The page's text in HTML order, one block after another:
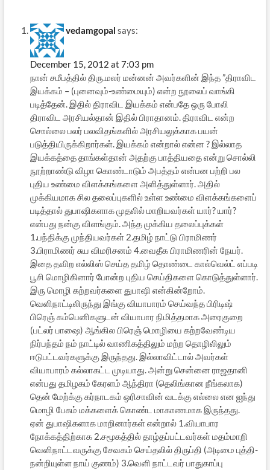
vedamgopal says:
December 15, 2012 at 7:03 pm
நான் சமீபத்தில் திரு.மலர் மன்னன் அவர்களின் இந்த ”திராவிட
இயக்கம் – (புனைவும்-உண்மையும்) என்ற நூலைப் வாங்கி
படித்தேன். இதில் திராவிட இயக்கம் என்பதே ஒரு போலி
திராவிட அரசியல்தான் இதில் பிராதானம். திராவிட என்ற
சொல்லை பலர் பலவிதங்களில் அரசியலுக்காக பயன்
படுத்தியிருக்கிறார்கள். இயக்கம் என்றால் என்ன ? இல்லாத
இயக்கத்தை தாங்கள்தான் அதற்கு பாத்தியதை என்று சொல்லி
நூற்றாண்டு விழா கொண்டாடும் அபத்தம் என்பன பற்றி பல
புதிய உண்மை விளக்கங்களை அளித்துள்ளார். அதில்
முக்கியமாக சில தலைப்புகளில் உள்ள உண்மை விளக்கங்களைப்
படித்தால் துபாஷிகளாக முதலில் மாறியவர்கள் யார்? யார்?
என்பது நன்கு விளங்கும். அந்த முக்கிய தலைப்புக்கள்
1.பந்திக்கு முந்தியவர்கள் 2.தமிழ் நாட்டு பிராமிணர்
3.பிராமிணர் சுய விமரிசனம் 4.வைதீக பிராமிணரின் நேயர்.
இதை தவிற எல்லிஸ் செய்த தமிழ் தொண்டை கால்வெல்ட் எப்படி
பூசி மொழிகினார் போன்ற புதிய செய்திகளை கொடுத்துள்ளார்.
இரு மொழி கற்றவர்களை துபாஷி என்கின்றோம்.
வெளிநாட்டிலிருந்து இங்கு வியாபாரம் செய்வந்த பிரிடிஷ்
பிரெஞ் கம்பெனிகளுடன் வியாபார நிமித்தமாக அரைகுறை
(பட்லர் பாஷை) ஆங்கில பிரெஞ் மொழியை கற்றவேண்டிய
நிர்பந்தம் நம் நாட்டில் வாணிகத்திலும் மற்ற தொழிலிலும்
ஈடுபட்டவர்களுக்கு இருந்தது. இல்லாவிட்டால் அவர்கள்
வியாபாரம் கல்லாகட்ட முடியாது. அன்று சென்னை ராஜதானி
என்பது தமிழகம் கேரளம் ஆந்திரா (தெலிங்கான நீங்கலாக)
தென் மேற்க்கு கர்நாடகம் ஒரிசாவின் வடக்கு எல்லை என ஐந்து
மொழி பேசும் மக்களைக் கொண்ட மாகாணமாக இருந்தது.
ஏன் துபாஷிகளாக மாறினார்கள் என்றால் 1.வியாபார
நோக்கத்திற்காக 2.சமூகத்தில் தாழ்தப்பட்டவர்கள் மதம்மாறி
வெளிநாட்டவருக்கு சேவகம் செய்தலில் திருப்தி (அடிமை புத்தி-
நன்றியுள்ள நாய் குணம்) 3.வெளி நாட்டவர் பாதுகாப்பு